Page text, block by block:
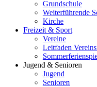
Grundschule
Weiterführende
Kirche
Freizeit & Sport
Vereine
Leitfaden
Jugend & Senioren
Jugend
Senioren